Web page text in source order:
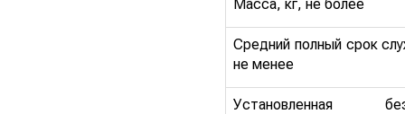
Масса, кг, не более
Средний полный срок
не менее
Установленная